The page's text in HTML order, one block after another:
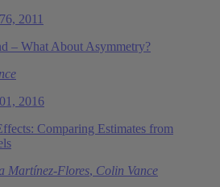
2011
– What About Asymmetry?
2016
Comparing Estimates from
Martínez-Flores, Colin Vance